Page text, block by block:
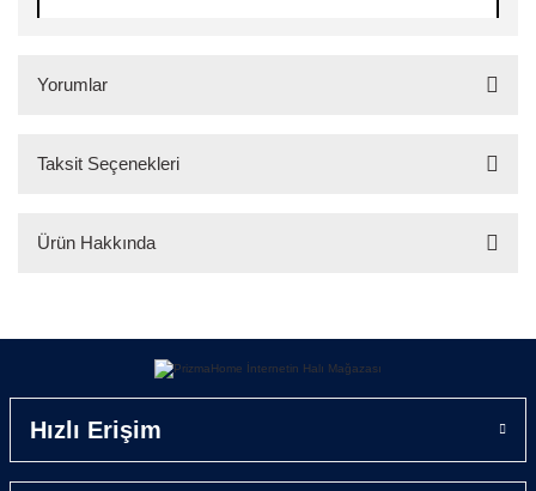
Yorumlar
Taksit Seçenekleri
Ürün Hakkında
Ürün Hakkında
da inceliği ve hafifliği ile sizlere inanamayacağınız bir
kullanım rahatlığı sağlayacaktır.
Hızlı Erişim